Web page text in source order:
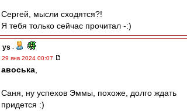
Сергей, мысли сходятся?!
Я тебя только сейчас прочитал -:)
ys -
29 янв 2024 00:07
авоська
Саня, ну успехов Эммы, похоже, долго ждать
придется :)